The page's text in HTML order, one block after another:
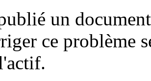
un
ce problème